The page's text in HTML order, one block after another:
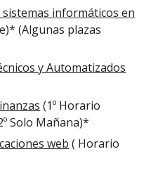
informáticos en
(Algunas plazas
y Automatizados
(1º Horario
Solo Mañana)*
web ( Horario